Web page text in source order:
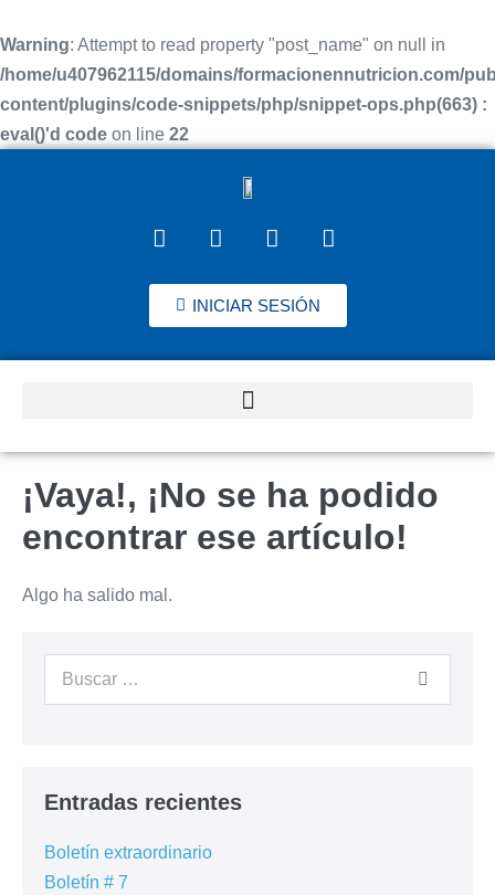
Warning: Attempt to read property "post_name" on null in
/home/u407962115/domains/formacionennutricion.com/
content/plugins/code-snippets/php/snippet-ops.php(663) :
eval()'d code on line 22
INICIAR SESIÓN
¡Vaya!, ¡No se ha podido
encontrar ese artículo!
Algo ha salido mal.
Entradas recientes
Boletín extraordinario
Boletín # 7